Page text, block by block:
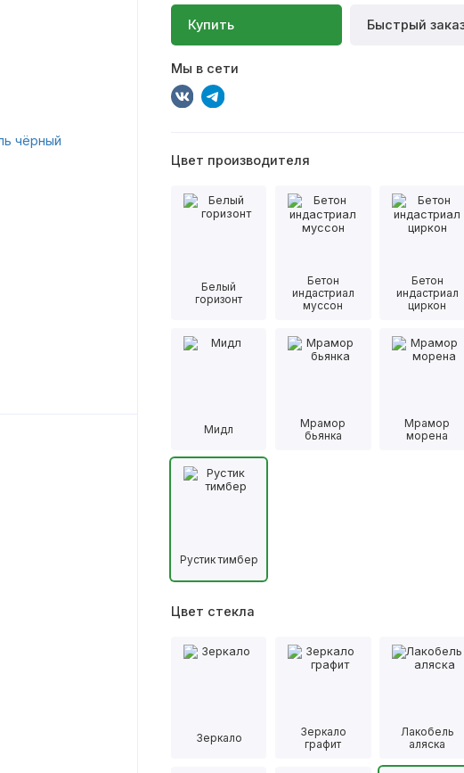
Купить Быстрый
Мы в сети
Цвет производителя
Белый
горизонт
Бетон
индастриал
муссон
Бетон
индастриал
циркон
Мидл
Мрамор
бьянка
Мрамор
морена
Рустик тимбер
Цвет стекла
Зеркало
Зеркало
графит
Лакобель
аляска